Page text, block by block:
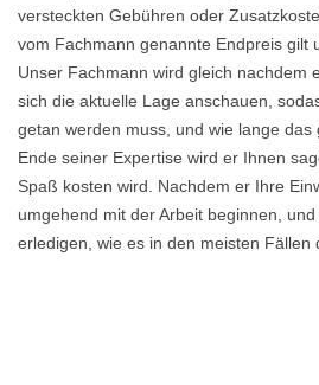
versteckten Gebühren oder
vom Fachmann genannte Endpreis gilt
Unser Fachmann wird gleich nachdem
sich die aktuelle Lage anschauen,
getan werden muss, und wie lange das
Ende seiner Expertise wird er Ihnen
Spaß kosten wird. Nachdem er Ihre
umgehend mit der Arbeit beginnen,
erledigen, wie es in den meisten Fällen